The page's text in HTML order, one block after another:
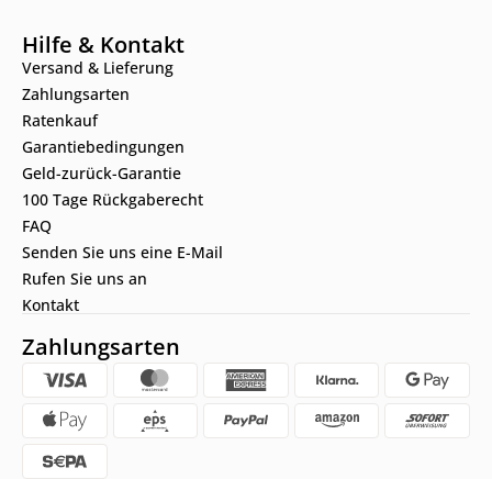
Hilfe & Kontakt
Versand & Lieferung
Zahlungsarten
Ratenkauf
Garantiebedingungen
Geld-zurück-Garantie
100 Tage Rückgaberecht
FAQ
Senden Sie uns eine E-Mail
Rufen Sie uns an
Kontakt
Zahlungsarten